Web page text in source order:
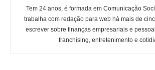
Tem 24 anos, é formada em Comunicação
trabalha com redação para web há mais de
escrever sobre finanças empresariais e
franchising, entretenimento e